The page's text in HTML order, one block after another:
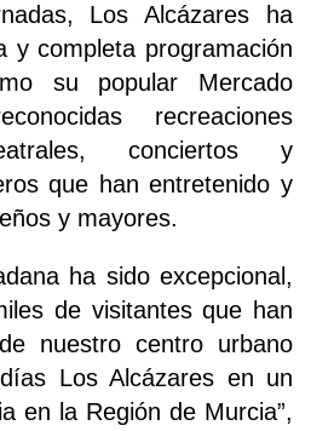
Los Alcázares ha
y completa programación
su popular Mercado
recreaciones
conciertos y
que han entretenido y
y mayores.
ha sido excepcional,
de visitantes que han
nuestro centro urbano
Los Alcázares en un
en la Región de Murcia”,